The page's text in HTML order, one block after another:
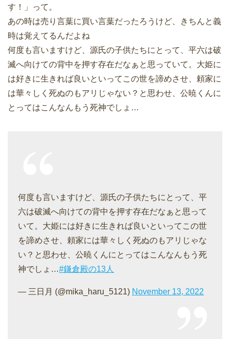
す！」って。
あの時は売り言葉に買い言葉だったろうけど、きちんと義
時は覚えてるんだよね
何度も言いますけど、源氏の子供たちにとって、平六は破
滅へ向けての背中を押す存在だなぁと思っていて。大姫に
は好きに生きれば良いといってこの世を諦めさせ、頼家に
は華々しく死ぬのもアリじゃない？と思わせ、公暁くんに
とってはこんなんもう死神でしょ…
何度も言いますけど、源氏の子供たちにとって、平
六は破滅へ向けての背中を押す存在だなぁと思って
いて。大姫には好きに生きれば良いといってこの世
を諦めさせ、頼家には華々しく死ぬのもアリじゃな
い？と思わせ、公暁くんにとってはこんなんもう死
神でしょ…#鎌倉殿の13人
— 三日月 (@mika_haru_5121) November 13, 2022